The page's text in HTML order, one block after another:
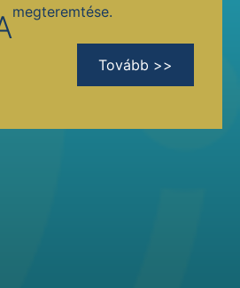
megteremtése.
Tovább >>